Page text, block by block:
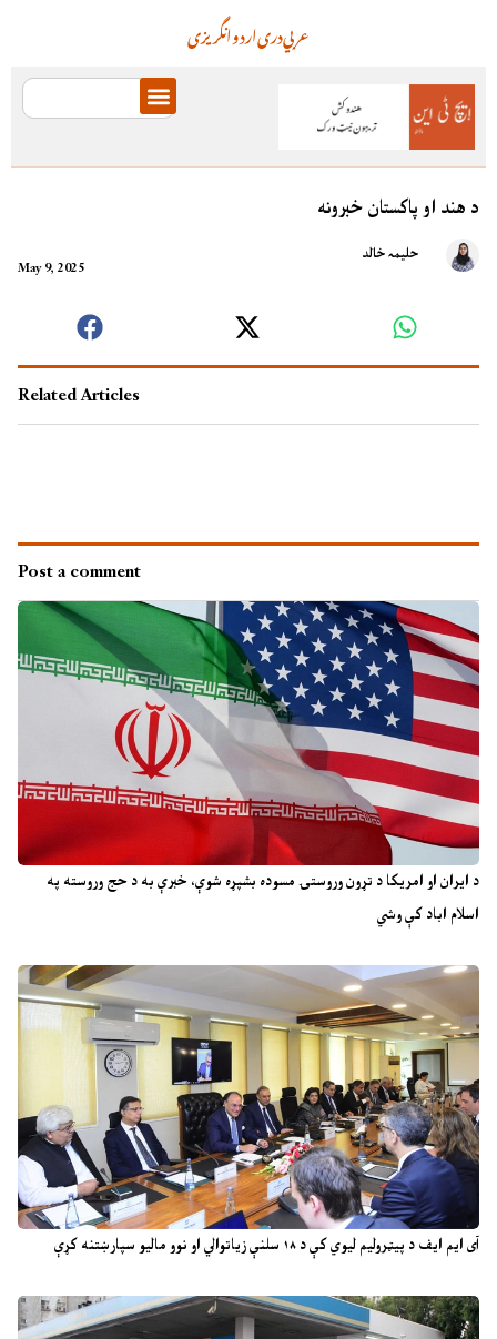
انگریزیاردودریعربي
د ایران او امریکا د تړون وروستۍ مسوده بشپړه شوې، خبرې به د حج وروسته په
اسلام اباد کې وشي
آی ایم ایف د پیټرولیم لیوي کې د ۱۸ سلنې زیاتوالي او نوو مالیو سپارښتنه کړې
د هند او پاکستان خبرونه
May 9, 2025
حلیمہ خالد
Related Articles
Post a comment